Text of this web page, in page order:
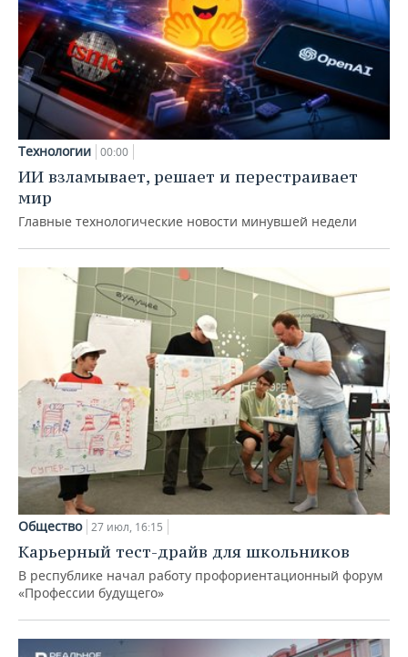
Технологии 00:00
ИИ взламывает, решает и перестраивает
мир
Главные технологические новости минувшей недели
Общество 27 июл, 16:15
Карьерный тест-драйв для школьников
В республике начал работу профориентационный форум
«Профессии будущего»